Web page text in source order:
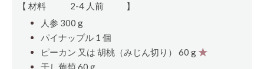
【 材料 2-4 人前
】
人参 300 g
パイナップル 1 個
ピーカン 又は 胡桃（みじん切り） 60 g ★
干し葡萄 60 g